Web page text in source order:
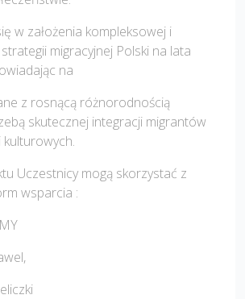
w założenia kompleksowej i
migracyjnej Polski na lata
na
z rosnącą różnorodnością
skutecznej integracji migrantów
Uczestnicy mogą skorzystać z
wsparcia :